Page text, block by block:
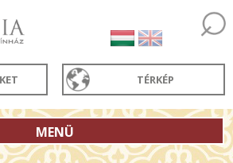
TÉRKÉP
MENÜ